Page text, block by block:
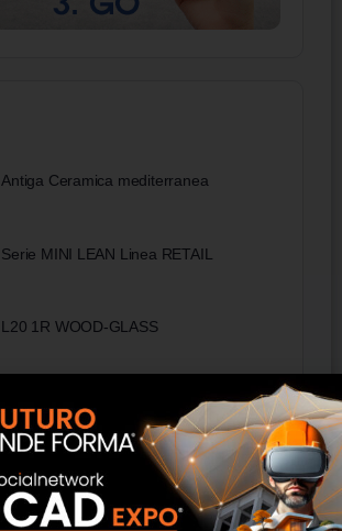
Antiga Ceramica mediterranea
Serie MINI LEAN Linea RETAIL
L20 1R WOOD-GLASS
Piano per tavolo 80x80 cm - FAS Italia
Giorni Oscar Prefabbricati